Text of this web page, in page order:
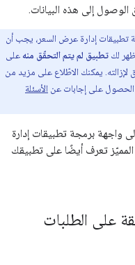
إلى هذه البيانات.
تطبيقات إدارة عرض السعر، يجب أن
لك تطبيق لم يتم التحقّق منه على
يمكنك الاطّلاع على مزيد من
الحصول على إجابات عن الأسئلة
برمجة تطبيقات إدارة
تعرف أيضًا على تطبيقك
على الطلبات